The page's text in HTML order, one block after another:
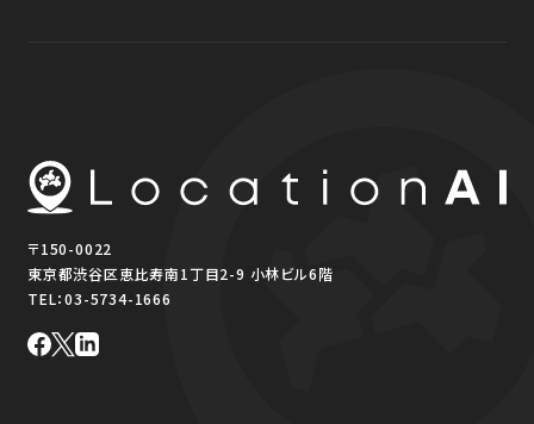
〒150-0022
東京都渋谷区恵比寿南1丁目2-9 小林ビル6階
TEL：03-5734-1666